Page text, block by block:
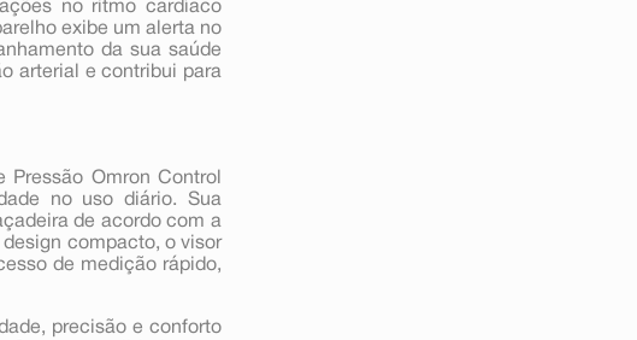
no ritmo cardíaco
exibe um alerta no
da sua saúde
arterial e contribui para
Omron Control
no uso diário. Sua
de acordo com a
compacto, o visor
de medição rápido,
precisão e conforto